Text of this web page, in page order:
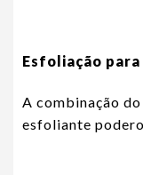
Esfoliação
A combinação
esfoliante